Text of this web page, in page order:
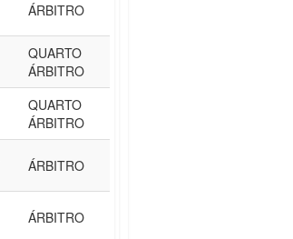
ÁRBITRO
QUARTO
ÁRBITRO
QUARTO
ÁRBITRO
ÁRBITRO
ÁRBITRO